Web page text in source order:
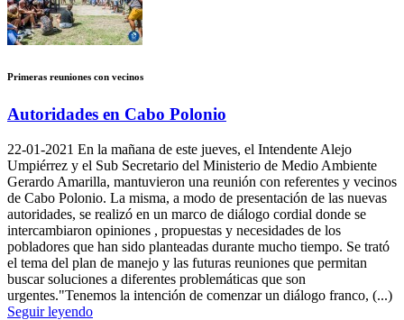
Primeras reuniones con vecinos
Autoridades en Cabo Polonio
22-01-2021 En la mañana de este jueves, el Intendente Alejo
Umpiérrez y el Sub Secretario del Ministerio de Medio Ambiente
Gerardo Amarilla, mantuvieron una reunión con referentes y vecinos
de Cabo Polonio. La misma, a modo de presentación de las nuevas
autoridades, se realizó en un marco de diálogo cordial donde se
intercambiaron opiniones , propuestas y necesidades de los
pobladores que han sido planteadas durante mucho tiempo. Se trató
el tema del plan de manejo y las futuras reuniones que permitan
buscar soluciones a diferentes problemáticas que son
urgentes."Tenemos la intención de comenzar un diálogo franco, (...)
Seguir leyendo